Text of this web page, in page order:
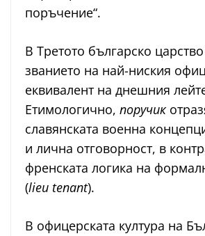
поръчение“.
В Третото българско
званието на най-ниския
еквивалент на днешния
Етимологично, поручик
славянската военна
и лична отговорност, в
френската логика на
(lieu tenant).
В офицерската култура на